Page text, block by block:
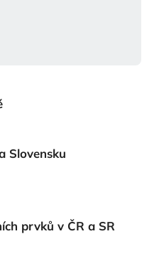
Slovensku
prvků v ČR a SR